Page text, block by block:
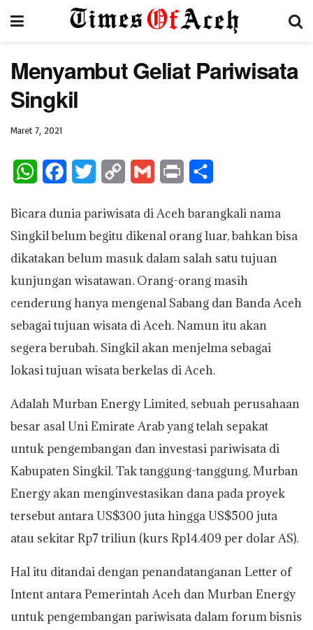
Menyambut Geliat Pariwisata
Singkil
Maret 7, 2021
W
a
t
s
c
e
b
o
i
t
t
r
p
y
L
a
i
l
i
n
t
a
r
e
Bicara dunia pariwisata di Aceh barangkali nama
Singkil belum begitu dikenal orang luar, bahkan bisa
dikatakan belum masuk dalam salah satu tujuan
kunjungan wisatawan. Orang-orang masih
cenderung hanya mengenal Sabang dan Banda Aceh
sebagai tujuan wisata di Aceh. Namun itu akan
segera berubah. Singkil akan menjelma sebagai
lokasi tujuan wisata berkelas di Aceh.
Adalah Murban Energy Limited, sebuah perusahaan
besar asal Uni Emirate Arab yang telah sepakat
untuk pengembangan dan investasi pariwisata di
Kabupaten Singkil. Tak tanggung-tanggung, Murban
Energy akan menginvestasikan dana pada proyek
tersebut antara US$300 juta hingga US$500 juta
atau sekitar Rp7 triliun (kurs Rp14.409 per dolar AS).
Hal itu ditandai dengan penandatanganan Letter of
Intent antara Pemerintah Aceh dan Murban Energy
untuk pengembangan pariwisata dalam forum bisnis